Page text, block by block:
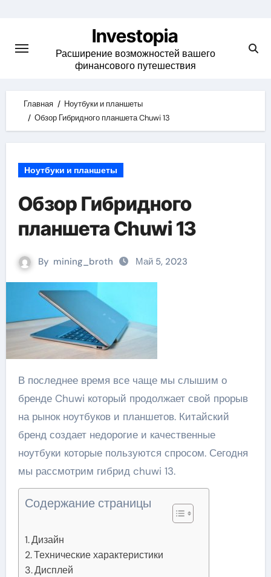
content
Investopia
Расширение возможностей вашего
финансового путешествия
Главная
Ноутбуки и планшеты
Обзор Гибридного планшета Chuwi 13
Ноутбуки и планшеты
Обзор Гибридного
планшета Chuwi 13
By mining_broth Май 5, 2023
В последнее время все чаще мы слышим о
бренде Chuwi который продолжает свой прорыв
на рынок ноутбуков и планшетов. Китайский
бренд создает недорогие и качественные
ноутбуки которые пользуются спросом. Сегодня
мы рассмотрим гибрид chuwi 13.
Содержание страницы
Дизайн
Технические характеристики
Дисплей